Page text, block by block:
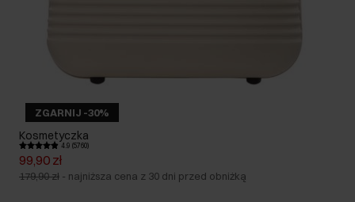
ZGARNIJ -30%
Kosmetyczka
4.9 (5760)
99,90 zł
179,90 zł - najniższa cena z 30 dni przed obniżką